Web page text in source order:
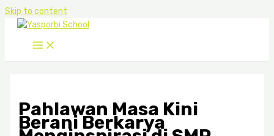
Skip to content
Pahlawan Masa Kini
Berani Berkarya